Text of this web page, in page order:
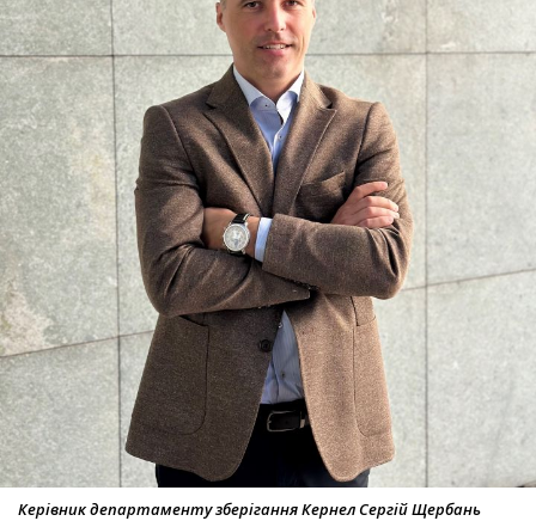
Керівник департаменту зберігання Кернел Сергій Щербань